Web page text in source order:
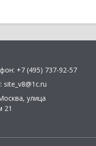
+7 (495) 737-92-57
site_v8@1c.ru
, улица
21